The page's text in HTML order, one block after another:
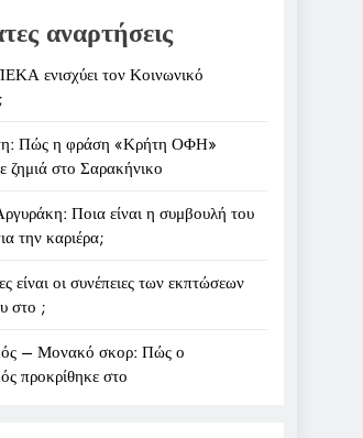
αναρτήσεις
ενισχύει τον Κοινωνικό
Πώς η φράση «Κρήτη ΟΦΗ»
ζημιά στο Σαρακήνικο
Ποια είναι η συμβουλή του
την καριέρα;
είναι οι συνέπειες των εκπτώσεων
στο ;
– Μονακό σκορ: Πώς ο
προκρίθηκε στο